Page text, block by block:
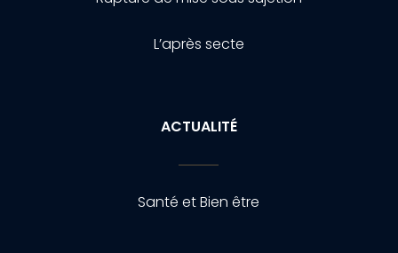
L’après secte
ACTUALITÉ
Santé et Bien être